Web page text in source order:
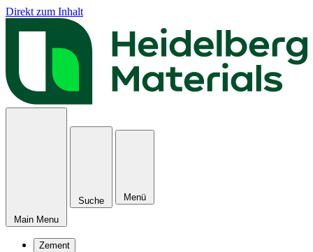
Direkt zum Inhalt
Main Menu
Suche Menü
Zement